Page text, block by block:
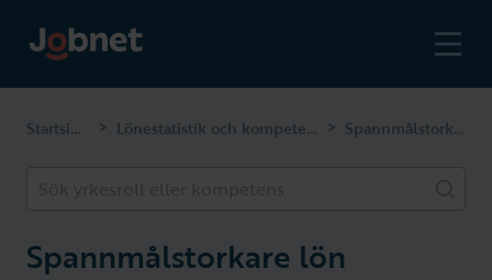
Startsidan > Lönestatistik och kompetenser > Spannmålstorkare
Spannmålstorkare lön